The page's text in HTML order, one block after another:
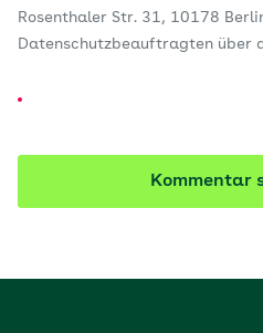
Rosenthaler Str. 31, 10178
Datenschutzbeauftragten über
Kommentar